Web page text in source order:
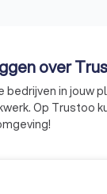
over
bedrijven in jouw
Op Trustoo